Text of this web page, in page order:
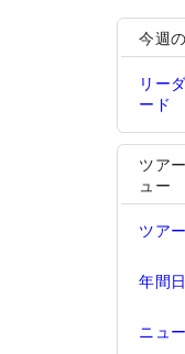
今週
リー
ード
ツア
ュー
ツア
年間
ニュ